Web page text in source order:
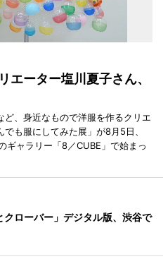
エーター塩川夏子さん、
、身近なもので洋服を作るクリエ
も服にしてみた展」が8月5日、
ギャラリー「8／CUBE」で始まっ
クローバー」デジタル版、渋谷で